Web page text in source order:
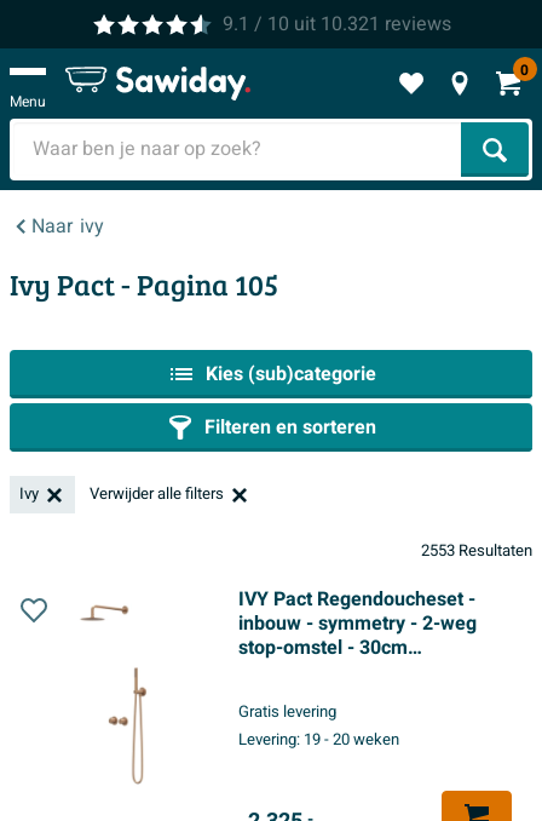
9.1 / 10 uit 10.321 reviews
Menu
0
Naar ivy
Ivy Pact- Pagina 105
Kies (sub)categorie
Filteren en sorteren
Ivy Verwijder alle filters
2553 Resultaten
IVY Pact Regendoucheset -
inbouw - symmetry - 2-weg
stop-omstel - 30cm
uitlaat - 150cm doucheslang -
satin spray handdouche -
Gratis levering
Levering: 19 - 20 weken